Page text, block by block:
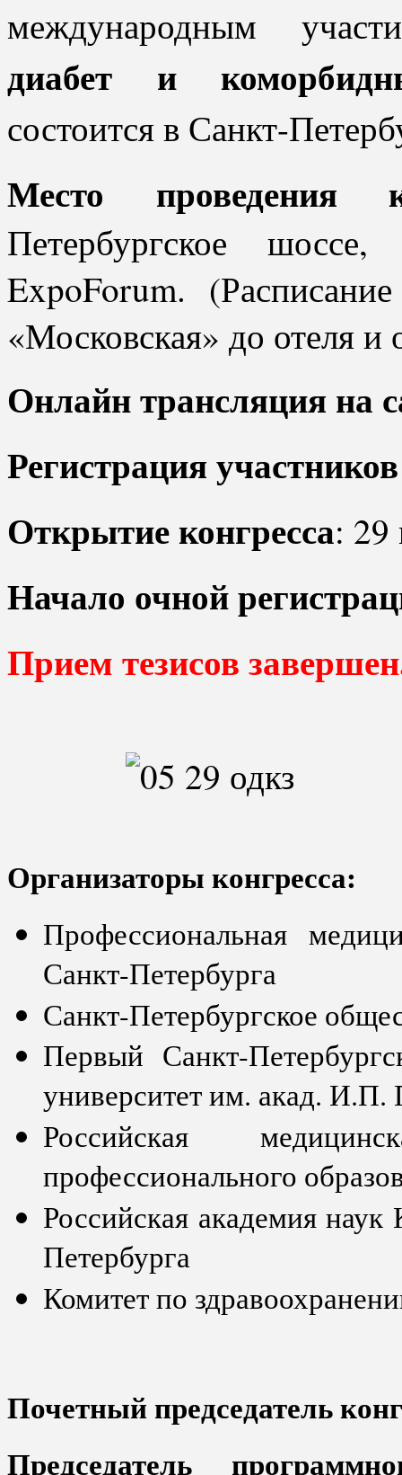
международным
диабет и
состоится в Санкт-
Место проведения
Петербургское
ExpoForum.
«Московская» до отеля и
Онлайн трансляция на
Регистрация
Открытие конгресса: 29
Начало очной
Прием тезисов
Организаторы конгресса:
Профессиональная
Санкт-Петербурга
Санкт-Петербургское
Первый Санкт-
университет им. акад. И.П.
Российская
профессионального
Российская академия
Петербурга
Комитет по
Почетный председатель
Председатель